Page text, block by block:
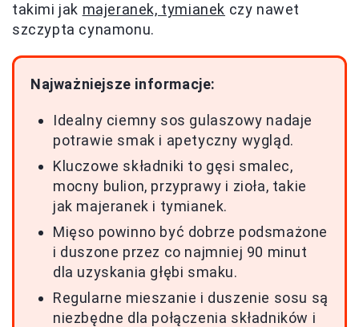
takimi jak majeranek, tymianek czy nawet
szczypta cynamonu.
Najważniejsze informacje:
Idealny ciemny sos gulaszowy nadaje
potrawie smak i apetyczny wygląd.
Kluczowe składniki to gęsi smalec,
mocny bulion, przyprawy i zioła, takie
jak majeranek i tymianek.
Mięso powinno być dobrze podsmażone
i duszone przez co najmniej 90 minut
dla uzyskania głębi smaku.
Regularne mieszanie i duszenie sosu są
niezbędne dla połączenia składników i